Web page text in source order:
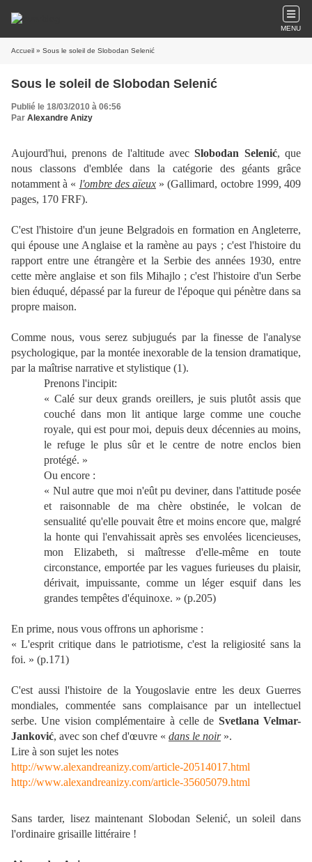
MENU
Accueil » Sous le soleil de Slobodan Selenić
Sous le soleil de Slobodan Selenić
Publié le 18/03/2010 à 06:56
Par Alexandre Anizy
Aujourd'hui, prenons de l'altitude avecSlobodan Selenić, que
nous classons d'emblée dans la catégorie des géants grâce
notamment à « l'ombre des aïeux » (Gallimard, octobre 1999, 409
pages, 170 FRF).
C'est l'histoire d'un jeune Belgradois en formation en Angleterre,
qui épouse une Anglaise et la ramène au pays ; c'est l'histoire du
rapport entre une étrangère et la Serbie des années 1930, entre
cette mère anglaise et son fils Mihajlo ; c'est l'histoire d'un Serbe
bien éduqué, dépassé par la fureur de l'époque qui pénètre dans sa
propre maison.
Comme nous, vous serez subjugués par la finesse de l'analyse
psychologique, par la montée inexorable de la tension dramatique,
par la maîtrise narrative et stylistique (1).
Prenons l'incipit:
« Calé sur deux grands oreillers, je suis plutôt assis que
couché dans mon lit antique large comme une couche
royale, qui est pour moi, depuis deux décennies au moins,
le refuge le plus sûr et le centre de notre enclos bien
protégé. »
Ou encore :
« Nul autre que moi n'eût pu deviner, dans l'attitude posée
et raisonnable de ma chère obstinée, le volcan de
sensualité qu'elle pouvait être et moins encore que, malgré
la honte qui l'envahissait après ses envolées licencieuses,
mon Elizabeth, si maîtresse d'elle-même en toute
circonstance, emportée par les vagues furieuses du plaisir,
dérivait, impuissante, comme un léger esquif dans les
grandes tempêtes d'équinoxe. » (p.205)
En prime, nous vous offrons un aphorisme :
« L'esprit critique dans le patriotisme, c'est la religiosité sans la
foi. » (p.171)
C'est aussi l'histoire de la Yougoslavie entre les deux Guerres
mondiales, commentée sans complaisance par un intellectuel
serbe. Une vision complémentaire à celle de Svetlana Velmar-
Janković, avec son chef d'œuvre « dans le noir».
Lire à son sujet les notes
http://www.alexandreanizy.com/article-20514017.html
http://www.alexandreanizy.com/article-35605079.html
Sans tarder, lisez maintenant Slobodan Selenić, un soleil dans
l'ordinaire grisaille littéraire !